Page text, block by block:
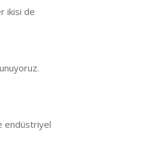
ikisi de
endüstriyel